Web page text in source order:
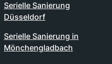
Serielle Sanierung
Düsseldorf
Serielle Sanierung in
Mönchengladbach